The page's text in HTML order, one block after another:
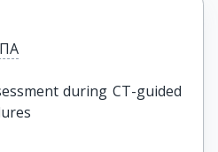
during CT-guided